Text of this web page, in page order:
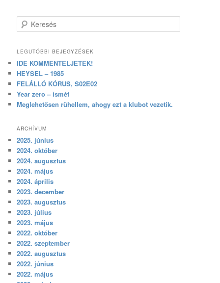
Keresés
LEGUTÓBBI BEJEGYZÉSEK
IDE KOMMENTELJETEK!
HEYSEL – 1985
FELÁLLÓ KÓRUS, S02E02
Year zero – ismét
Meglehetősen rühellem, ahogy ezt a klubot vezetik.
ARCHÍVUM
2025. június
2024. október
2024. augusztus
2024. május
2024. április
2023. december
2023. augusztus
2023. július
2023. május
2022. október
2022. szeptember
2022. augusztus
2022. június
2022. május